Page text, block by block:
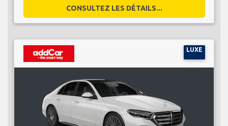
CONSULTEZ LES DÉTAILS...
LUXE